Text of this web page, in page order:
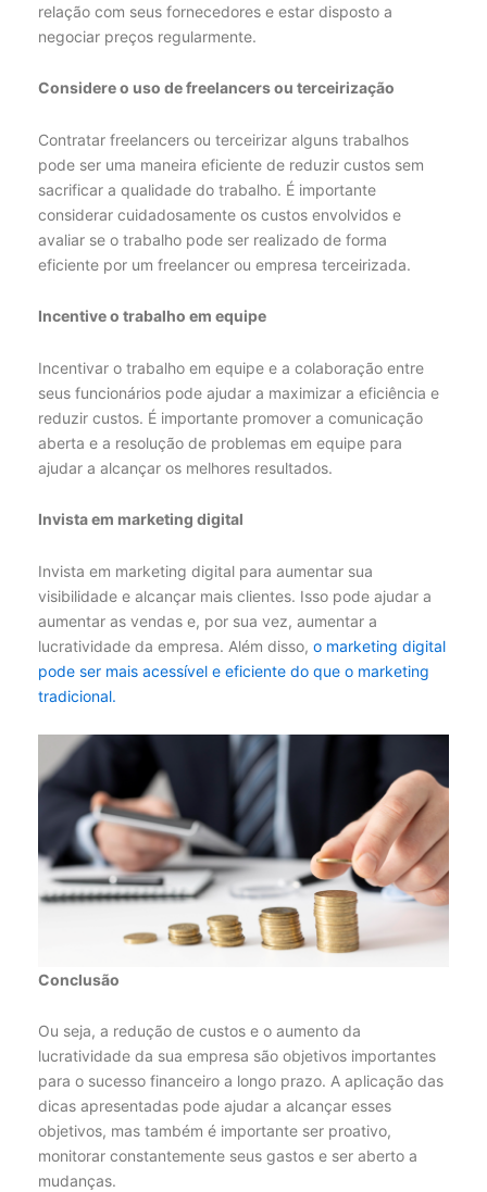
relação com seus fornecedores e estar disposto a
negociar preços regularmente.
Considere o uso de freelancers ou terceirização
Contratar freelancers ou terceirizar alguns trabalhos
pode ser uma maneira eficiente de reduzir custos sem
sacrificar a qualidade do trabalho. É importante
considerar cuidadosamente os custos envolvidos e
avaliar se o trabalho pode ser realizado de forma
eficiente por um freelancer ou empresa terceirizada.
Incentive o trabalho em equipe
Incentivar o trabalho em equipe e a colaboração entre
seus funcionários pode ajudar a maximizar a eficiência e
reduzir custos. É importante promover a comunicação
aberta e a resolução de problemas em equipe para
ajudar a alcançar os melhores resultados.
Invista em marketing digital
Invista em marketing digital para aumentar sua
visibilidade e alcançar mais clientes. Isso pode ajudar a
aumentar as vendas e, por sua vez, aumentar a
lucratividade da empresa. Além disso, o marketing digital
pode ser mais acessível e eficiente do que o marketing
tradicional.
Conclusão
Ou seja, a redução de custos e o aumento da
lucratividade da sua empresa são objetivos importantes
para o sucesso financeiro a longo prazo. A aplicação das
dicas apresentadas pode ajudar a alcançar esses
objetivos, mas também é importante ser proativo,
monitorar constantemente seus gastos e ser aberto a
mudanças.